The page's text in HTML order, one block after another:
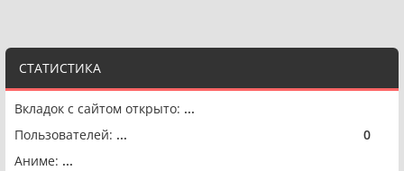
СТАТИСТИКА
Вкладок с сайтом открыто: ...
Пользователей: ... 0
Аниме: ...